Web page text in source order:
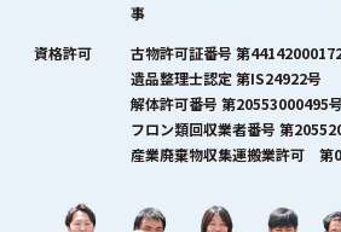
事
資格許可
古物許可証番号 第
遺品整理士認定 第IS24922号
解体許可番号 第20553000495号
フロン類回収業者番号 第
産業廃棄物収集運搬業許可 第